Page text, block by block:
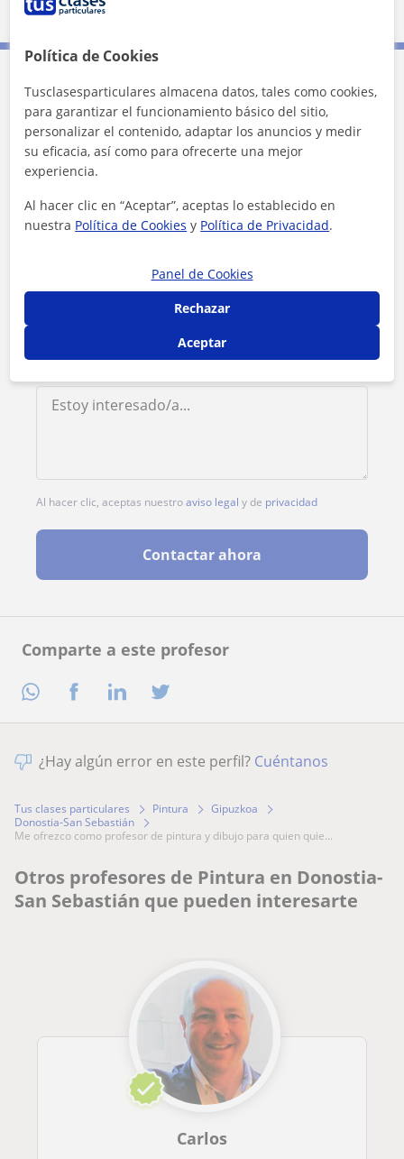
Comparte a este profesor
Contacta con Jose Gonzalez
Tarifa
Al hacer clic, aceptas nuestroaviso legal y de privacidad
Contactar ahora
¿Hay algún error en este perfil? Cuéntanos
Tus clases particulares Pintura
Gipuzkoa
Donostia-San Sebastián
me ofrezco como profesor de pintura y dibujo para quien quie...
Otros profesores de Pintura en Donostia-
San Sebastián que pueden interesarte
Carlos
Política de Cookies
Tusclasesparticulares almacena datos, tales como cookies,
para garantizar el funcionamiento básico del sitio,
personalizar el contenido, adaptar los anuncios y medir
su eficacia, así como para ofrecerte una mejor
experiencia.
Al hacer clic en “Aceptar”, aceptas lo establecido en
nuestra Política de Cookies y Política de Privacidad.
Panel de Cookies
Rechazar
Aceptar